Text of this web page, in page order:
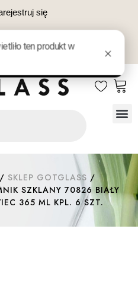
się
PREZENT KONTAKT
/ SKLEP GOTGLASS /
SZKLANY 70826 BIAŁY
365 ML KPL. 6 SZT.